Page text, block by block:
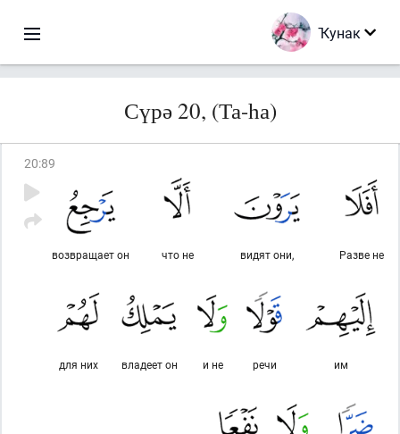
Ҡунак
Сүрә 20, (Та-һа)
20:89
Разве не
видят они,
что не
возвращает он
им
речи
и не
владеет он
для них